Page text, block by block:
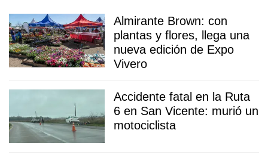
Almirante Brown: con
plantas y flores, llega una
nueva edición de Expo
Vivero
Accidente fatal en la Ruta
6 en San Vicente: murió un
motociclista